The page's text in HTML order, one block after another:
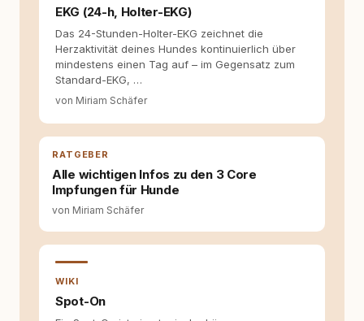
beteiligt, an denen aus Ideen fertige Beiträge
Inhalte, schreibe Artikel, begleite Gastbeiträge
redaktionell, veröffentliche Texte und betreue
die Social-Media-Kanäle. Mein Blick richtet
sich dabei immer auf das grosse Ganze:
Welche Themen sind relevant? Welche
allein nicht ausreichen. Gute Entscheidungen
entstehen dort, wo Information,
Selbstreflexion und Bereitschaft zum
EKG (24-h, Holter-EKG)
Das 24-Stunden-Holter-EKG zeichnet die
Herzaktivität deines Hundes kontinuierlich über
mindestens einen Tag auf – im Gegensatz zum
Standard-EKG, …
von Miriam Schäfer
RATGEBER
Alle wichtigen Infos zu den 3 Core
Impfungen für Hunde
von Miriam Schäfer
WIKI
Spot-On